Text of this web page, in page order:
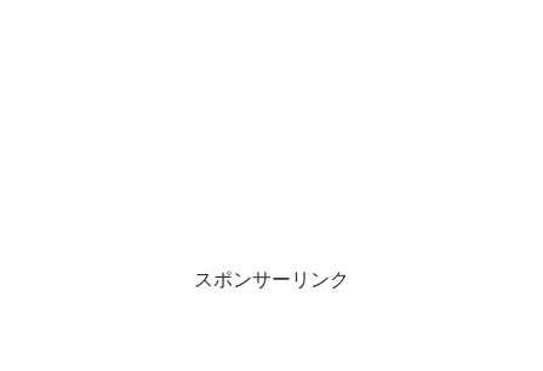
スポンサーリンク